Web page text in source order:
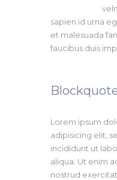
sapien id urna
et malesuada
faucibus duis
Lorem ipsum
adipisicing elit,
incididunt ut
aliqua. Ut enim
nostrud